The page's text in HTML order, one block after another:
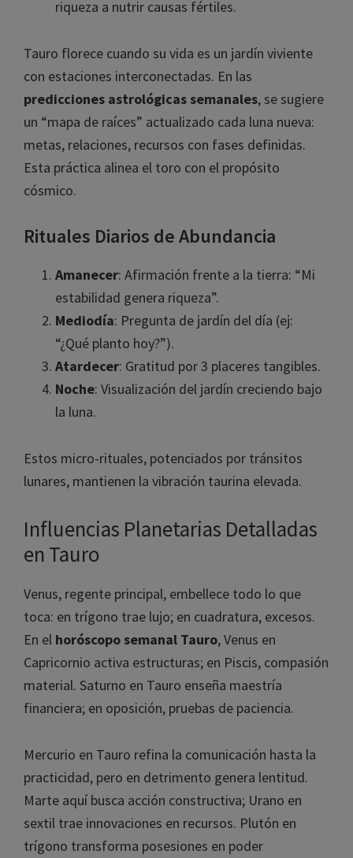
riqueza a nutrir causas fértiles.
Tauro florece cuando su vida es un jardín viviente
con estaciones interconectadas. En las
predicciones astrológicas semanales, se sugiere
un “mapa de raíces” actualizado cada luna nueva:
metas, relaciones, recursos con fases definidas.
Esta práctica alinea el toro con el propósito
cósmico.
Rituales Diarios de Abundancia
Amanecer: Afirmación frente a la tierra: “Mi
estabilidad genera riqueza”.
Mediodía: Pregunta de jardín del día (ej:
“¿Qué planto hoy?”).
Atardecer: Gratitud por 3 placeres tangibles.
Noche: Visualización del jardín creciendo bajo
la luna.
Estos micro-rituales, potenciados por tránsitos
lunares, mantienen la vibración taurina elevada.
Influencias Planetarias Detalladas
en Tauro
Venus, regente principal, embellece todo lo que
toca: en trígono trae lujo; en cuadratura, excesos.
En el horóscopo semanal Tauro, Venus en
Capricornio activa estructuras; en Piscis, compasión
material. Saturno en Tauro enseña maestría
financiera; en oposición, pruebas de paciencia.
Mercurio en Tauro refina la comunicación hasta la
practicidad, pero en detrimento genera lentitud.
Marte aquí busca acción constructiva; Urano en
sextil trae innovaciones en recursos. Plutón en
trígono transforma posesiones en poder